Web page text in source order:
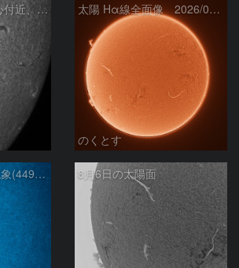
8/6朝の太陽(Hα中心付近、4498、4502付近) 太陽 Hα線全面像 2026/08/06
のくとす
黒点半暗部周辺の現象(4498、4502付近)8/6 8月6日の太陽面